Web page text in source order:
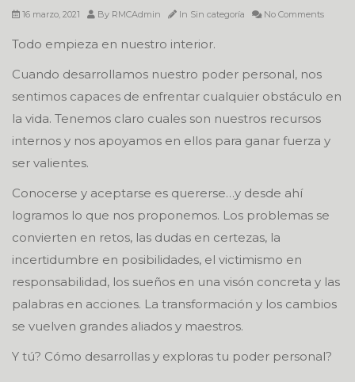
16 marzo, 2021 By RMCAdmin In Sin categoría No Comments
Todo empieza en nuestro interior.
Cuando desarrollamos nuestro poder personal, nos
sentimos capaces de enfrentar cualquier obstáculo en
la vida. Tenemos claro cuales son nuestros recursos
internos y nos apoyamos en ellos para ganar fuerza y
ser valientes.
Conocerse y aceptarse es quererse…y desde ahí
logramos lo que nos proponemos. Los problemas se
convierten en retos, las dudas en certezas, la
incertidumbre en posibilidades, el victimismo en
responsabilidad, los sueños en una visón concreta y las
palabras en acciones. La transformación y los cambios
se vuelven grandes aliados y maestros.
Y tú? Cómo desarrollas y exploras tu poder personal?